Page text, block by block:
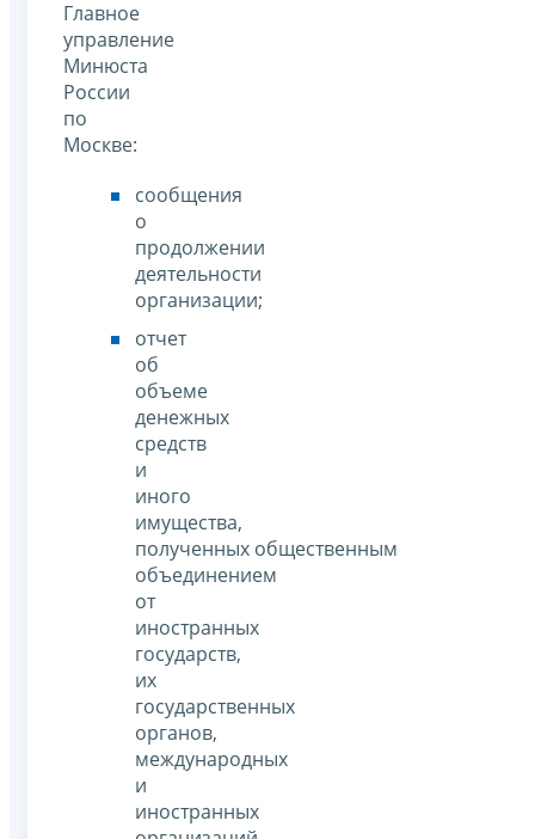
Главное
управление
Минюста
России
по
Москве:
сообщения
о
продолжении
деятельности
организации;
отчет
об
объеме
денежных
средств
и
иного
имущества,
полученных общественным
объединением
от
иностранных
государств,
их
государственных
органов,
международных
и
иностранных